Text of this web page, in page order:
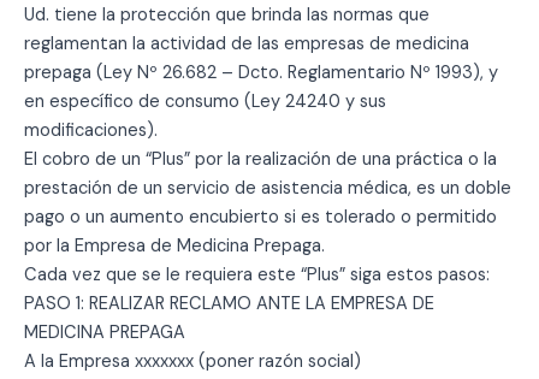
Ud. tiene la protección que brinda las normas que
reglamentan la actividad de las empresas de medicina
prepaga (Ley Nº 26.682 – Dcto. Reglamentario Nº 1993), y
en específico de consumo (Ley 24240 y sus
modificaciones).
El cobro de un “Plus” por la realización de una práctica o la
prestación de un servicio de asistencia médica, es un doble
pago o un aumento encubierto si es tolerado o permitido
por la Empresa de Medicina Prepaga.
Cada vez que se le requiera este “Plus” siga estos pasos:
PASO 1: REALIZAR RECLAMO ANTE LA EMPRESA DE
MEDICINA PREPAGA
A la Empresa xxxxxxx (poner razón social)